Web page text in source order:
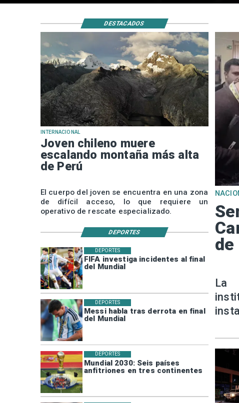
FIFA investiga incidentes al final
del Mundial
DEPORTES
Messi habla tras derrota en final
del Mundial
DEPORTES
Mundial 2030: Seis países
anfitriones en tres continentes
DEPORTES
INTERNACIONAL
Joven chileno muere
escalando montaña más alta
de Perú
El cuerpo del joven se encuentra en una zona
de difícil acceso, lo que requiere un
operativo de rescate especializado.
de
La
DESTACADOS
DEPORTES